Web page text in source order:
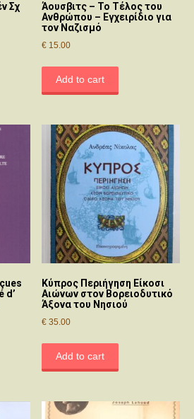
Σχ
Άουσβιτς – Το Τέλος του
Ανθρώπου – Εγχειρίδιο για
τον Ναζισμό
€ 15.00
Add to cart
d’
Κύπρος Περιήγηση Είκοσι
Αιώνων στον Βορειοδυτικό
Άξονα του Νησιού
€ 35.00
Add to cart